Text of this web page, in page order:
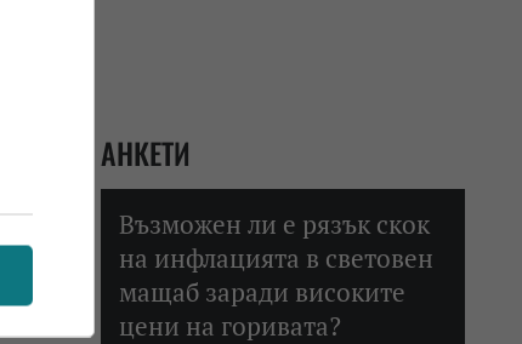
АНКЕТИ
Възможен ли е рязък скок
на инфлацията в световен
мащаб заради високите
цени на горивата?